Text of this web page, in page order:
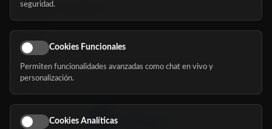
Buscador de residencias
Eventos
Nosotros
seguridad.
Cookies Funcionales
Permiten funcionalidades avanzadas como chat en vivo y
personalización.
Cookies Analíticas